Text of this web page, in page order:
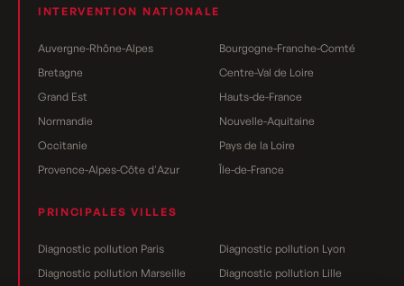
INTERVENTION NATIONALE
Auvergne-Rhône-Alpes
Bourgogne-Franche-Comté
Bretagne
Centre-Val de Loire
Grand Est
Hauts-de-France
Normandie
Nouvelle-Aquitaine
Occitanie
Pays de la Loire
Provence-Alpes-Côte d'Azur
Île-de-France
PRINCIPALES VILLES
Diagnostic pollution Paris
Diagnostic pollution Lyon
Diagnostic pollution Marseille
Diagnostic pollution Lille